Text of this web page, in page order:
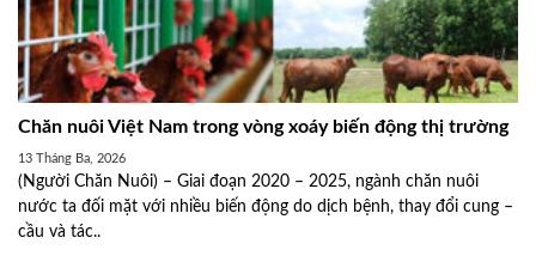
Chăn nuôi Việt Nam trong vòng xoáy biến động thị trường
13 Tháng Ba, 2026
(Người Chăn Nuôi) – Giai đoạn 2020 – 2025, ngành chăn nuôi
nước ta đối mặt với nhiều biến động do dịch bệnh, thay đổi cung –
cầu và tác..